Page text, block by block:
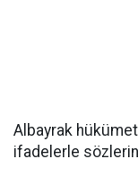
Albayrak
ifadelerle